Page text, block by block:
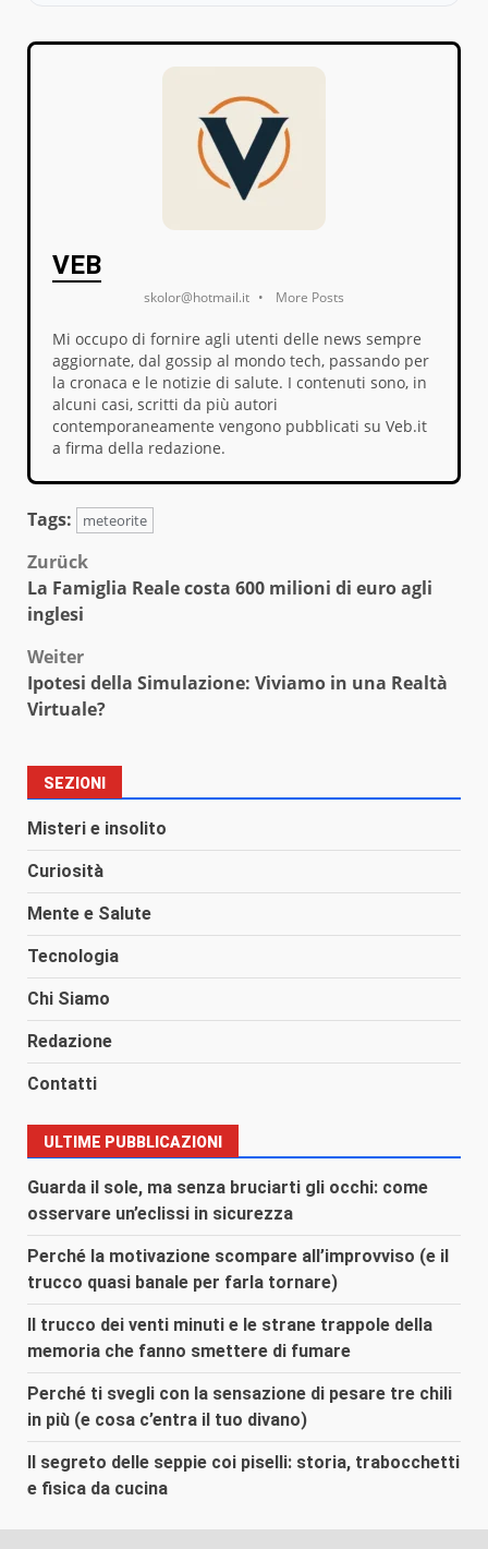
VEB
skolor@hotmail.it • More Posts
Mi occupo di fornire agli utenti delle news sempre
aggiornate, dal gossip al mondo tech, passando per
la cronaca e le notizie di salute. I contenuti sono, in
alcuni casi, scritti da più autori
contemporaneamente vengono pubblicati su Veb.it
a firma della redazione.
Tags: meteorite
Beitragsnavigation
Zurück
La Famiglia Reale costa 600 milioni di euro agli
inglesi
Weiter
Ipotesi della Simulazione: Viviamo in una Realtà
Virtuale?
SEZIONI
Misteri e insolito
Curiosità
Mente e Salute
Tecnologia
Chi Siamo
Redazione
Contatti
ULTIME PUBBLICAZIONI
Guarda il sole, ma senza bruciarti gli occhi: come
osservare un’eclissi in sicurezza
Perché la motivazione scompare all’improvviso (e il
trucco quasi banale per farla tornare)
Il trucco dei venti minuti e le strane trappole della
memoria che fanno smettere di fumare
Perché ti svegli con la sensazione di pesare tre chili
in più (e cosa c’entra il tuo divano)
Il segreto delle seppie coi piselli: storia, trabocchetti
e fisica da cucina